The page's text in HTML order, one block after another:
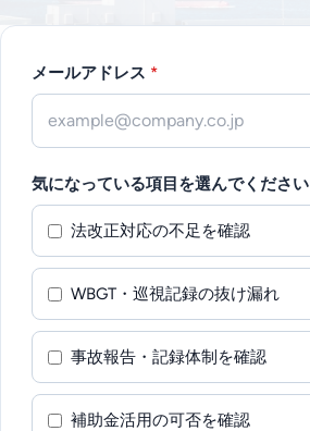
メールアドレス *
気になっている項目を選んでください
法改正対応の不足を確認
WBGT・巡視記録の抜け漏れ
事故報告・記録体制を確認
補助金活用の可否を確認